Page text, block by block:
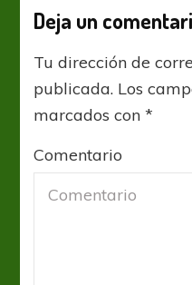
Deja un
Tu dirección de
publicada. Los
marcados con*
Comentario